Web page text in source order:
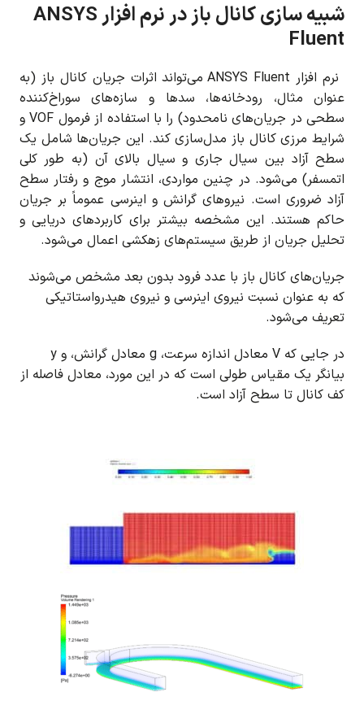
شبیه سازی کانال باز در نرم افزار ANSYS
Fluent
نرم افزار ANSYS Fluent می‌تواند اثرات جریان کانال باز (به
عنوان مثال، رودخانه‌ها، سدها و سازه‌های سوراخ‌کننده
سطحی در جریان‌های نامحدود) را با استفاده از فرمول VOF و
شرایط مرزی کانال باز مدل‌سازی کند. این جریان‌ها شامل یک
سطح آزاد بین سیال جاری و سیال بالای آن (به طور کلی
اتمسفر) می‌شود. در چنین مواردی، انتشار موج و رفتار سطح
آزاد ضروری است. نیروهای گرانش و اینرسی عموماً بر جریان
حاکم هستند. این مشخصه بیشتر برای کاربردهای دریایی و
تحلیل جریان از طریق سیستم‌های زهکشی اعمال می‌شود.
جریان‌های کانال باز با عدد فرود بدون بعد مشخص می‌شوند
که به عنوان نسبت نیروی اینرسی و نیروی هیدرواستاتیکی
تعریف می‌شود.
در جایی که V معادل اندازه سرعت، g معادل گرانش، و y
بیانگر یک مقیاس طولی است که در این مورد، معادل فاصله از
کف کانال تا سطح آزاد است.